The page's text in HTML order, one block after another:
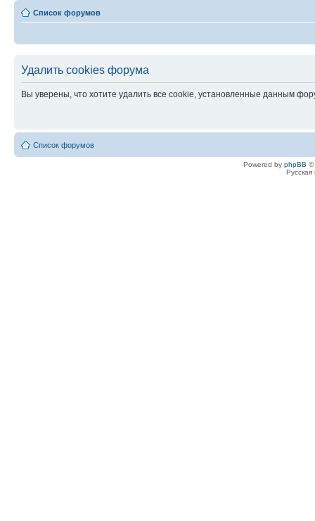
Список форумов
Удалить cookies форума
Вы уверены, что хотите удалить все cookie, установленные данным
Список форумов
Powered by phpBB ©